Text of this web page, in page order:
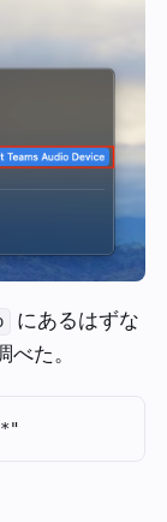
にあるはずな
た。